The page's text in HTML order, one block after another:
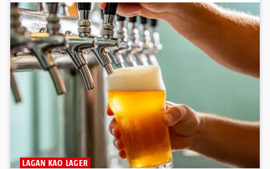
LAGAN KAO LAGER